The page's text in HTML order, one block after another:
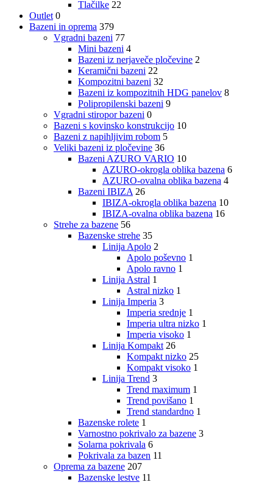
Tlačilke 22
Outlet 0
Bazeni in oprema 379
Vgradni bazeni 77
Mini bazeni 4
Bazeni iz nerjaveče pločevine 2
Keramični bazeni 22
Kompozitni bazeni 32
Bazeni iz kompozitnih HDG panelov 8
Polipropilenski bazeni 9
Vgradni stiropor bazeni 0
Bazeni s kovinsko konstrukcijo 10
Bazeni z napihljivim robom 5
Veliki bazeni iz pločevine 36
Bazeni AZURO VARIO 10
AZURO-okrogla oblika bazena 6
AZURO-ovalna oblika bazena 4
Bazeni IBIZA 26
IBIZA-okrogla oblika bazena 10
IBIZA-ovalna oblika bazena 16
Strehe za bazene 56
Bazenske strehe 35
Linija Apolo 2
Apolo poševno 1
Apolo ravno 1
Linija Astral 1
Astral nizko 1
Linija Imperia 3
Imperia srednje 1
Imperia ultra nizko 1
Imperia visoko 1
Linija Kompakt 26
Kompakt nizko 25
Kompakt visoko 1
Linija Trend 3
Trend maximum 1
Trend povišano 1
Trend standardno 1
Bazenske rolete 1
Varnostno pokrivalo za bazene 3
Solarna pokrivala 6
Pokrivala za bazen 11
Oprema za bazene 207
Bazenske lestve 11